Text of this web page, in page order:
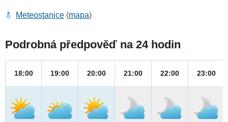
Meteostanice (mapa)
Podrobná předpověď na 24 hodin
18:00 19:00 20:00 21:00 22:00 23:00